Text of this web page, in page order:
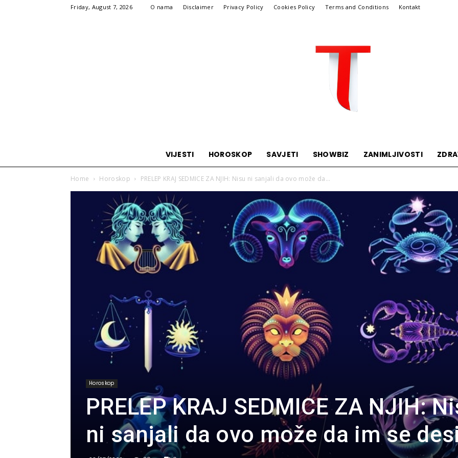
Friday, August 7, 2026 O nama Disclaimer Privacy Policy Cookies Policy Terms and Conditions Kontakt
Portal
VIJESTI HOROSKOP SAVJETI SHOWBIZ ZANIMLJIVOSTI
Home Horoskop PRELEP KRAJ SEDMICE ZA NJIH: Nisu ni sanjali da ovo može da...
Horoskop
PRELEP KRAJ SEDMICE ZA NJIH:
ni sanjali da ovo može da im se